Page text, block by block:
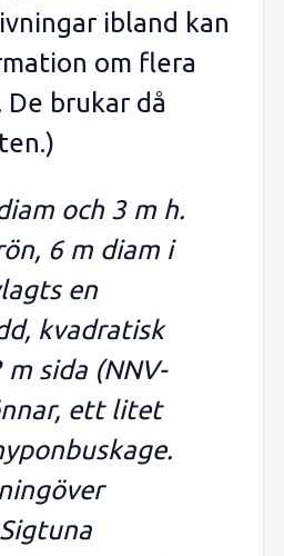
ibland kan
om flera
brukar då
och 3 m h.
6 m diam i
en
kvadratisk
sida (NNV-
ett litet